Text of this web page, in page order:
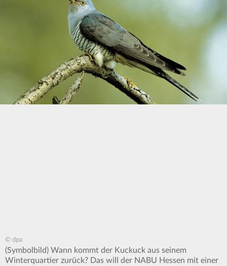
© dpa
(Symbolbild) Wann kommt der Kuckuck aus seinem
Winterquartier zurück? Das will der NABU Hessen mit einer